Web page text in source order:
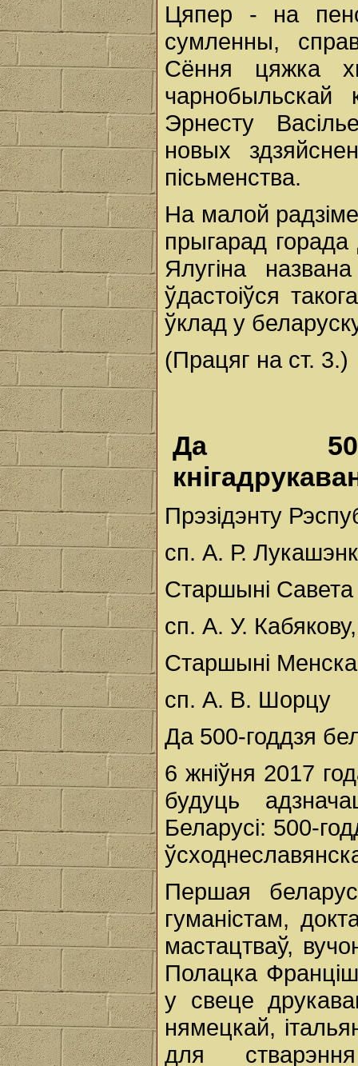
Цяпер - на
сумленны,
Сёння цяжка
Эрнесту
новых
пісьменства.
На малой
прыгарад
Ялугіна
ўдастоіўся
ўклад у
(Працяг на ст. 3.)
Да 500-
Прэзідэнту
сп. А. Р.
Старшыні Савета
сп. А. У. Кабякову,
Старшыні
сп. А. В. Шорцу
Да 500-годдзя
6 жніўня 2017
будуць
Беларусі: 500-
Першая
гуманістам,
мастацтваў,
Полацка
у свеце
нямецкай,
для